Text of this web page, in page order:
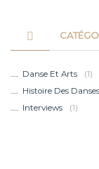
Danse Et Arts
(1)
Histoire Des Danses
Interviews
(1)